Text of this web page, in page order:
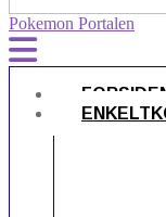
Pokemon Portalen